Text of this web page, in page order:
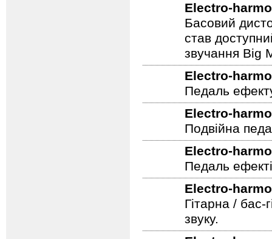
Electro-
Басовий
став
звучання Big
Electro-
Педаль
Electro-
Подвійна
Electro-
Педаль
Electro-
Гітарна / бас-
звуку.